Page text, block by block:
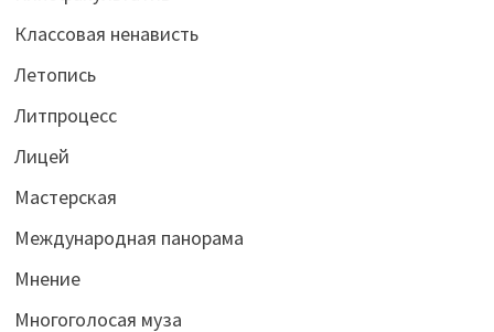
Классовая ненависть
Летопись
Литпроцесс
Лицей
Мастерская
Международная панорама
Мнение
Многоголосая муза